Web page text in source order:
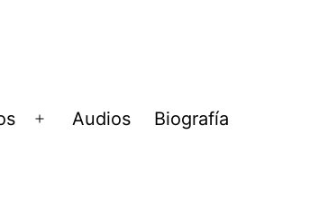
Abrir
Audios Biografía